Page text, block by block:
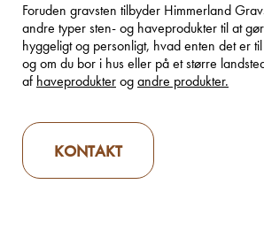
Foruden gravsten tilbyder Himmerland
andre typer sten- og haveprodukter til at
hyggeligt og personligt, hvad enten det er
og om du bor i hus eller på et større
af haveprodukterogandre produkter.
KONTAKT